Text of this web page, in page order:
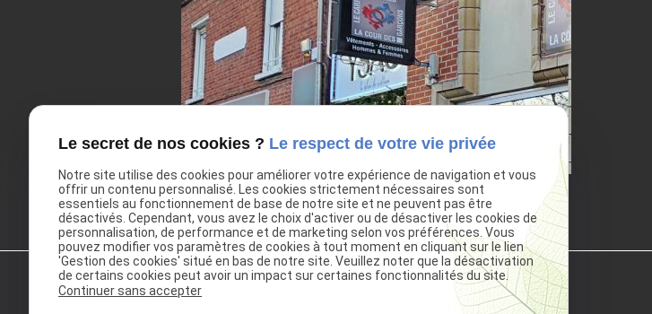
Le secret de nos cookies ? Le respect de votre vie privée
Notre site utilise des cookies pour améliorer votre expérience de navigation et vous
offrir un contenu personnalisé. Les cookies strictement nécessaires sont
essentiels au fonctionnement de base de notre site et ne peuvent pas être
désactivés. Cependant, vous avez le choix d'activer ou de désactiver les cookies de
personnalisation, de performance et de marketing selon vos préférences. Vous
pouvez modifier vos paramètres de cookies à tout moment en cliquant sur le lien
'Gestion des cookies' situé en bas de notre site. Veuillez noter que la désactivation
de certains cookies peut avoir un impact sur certaines fonctionnalités du site.
Continuer sans accepter